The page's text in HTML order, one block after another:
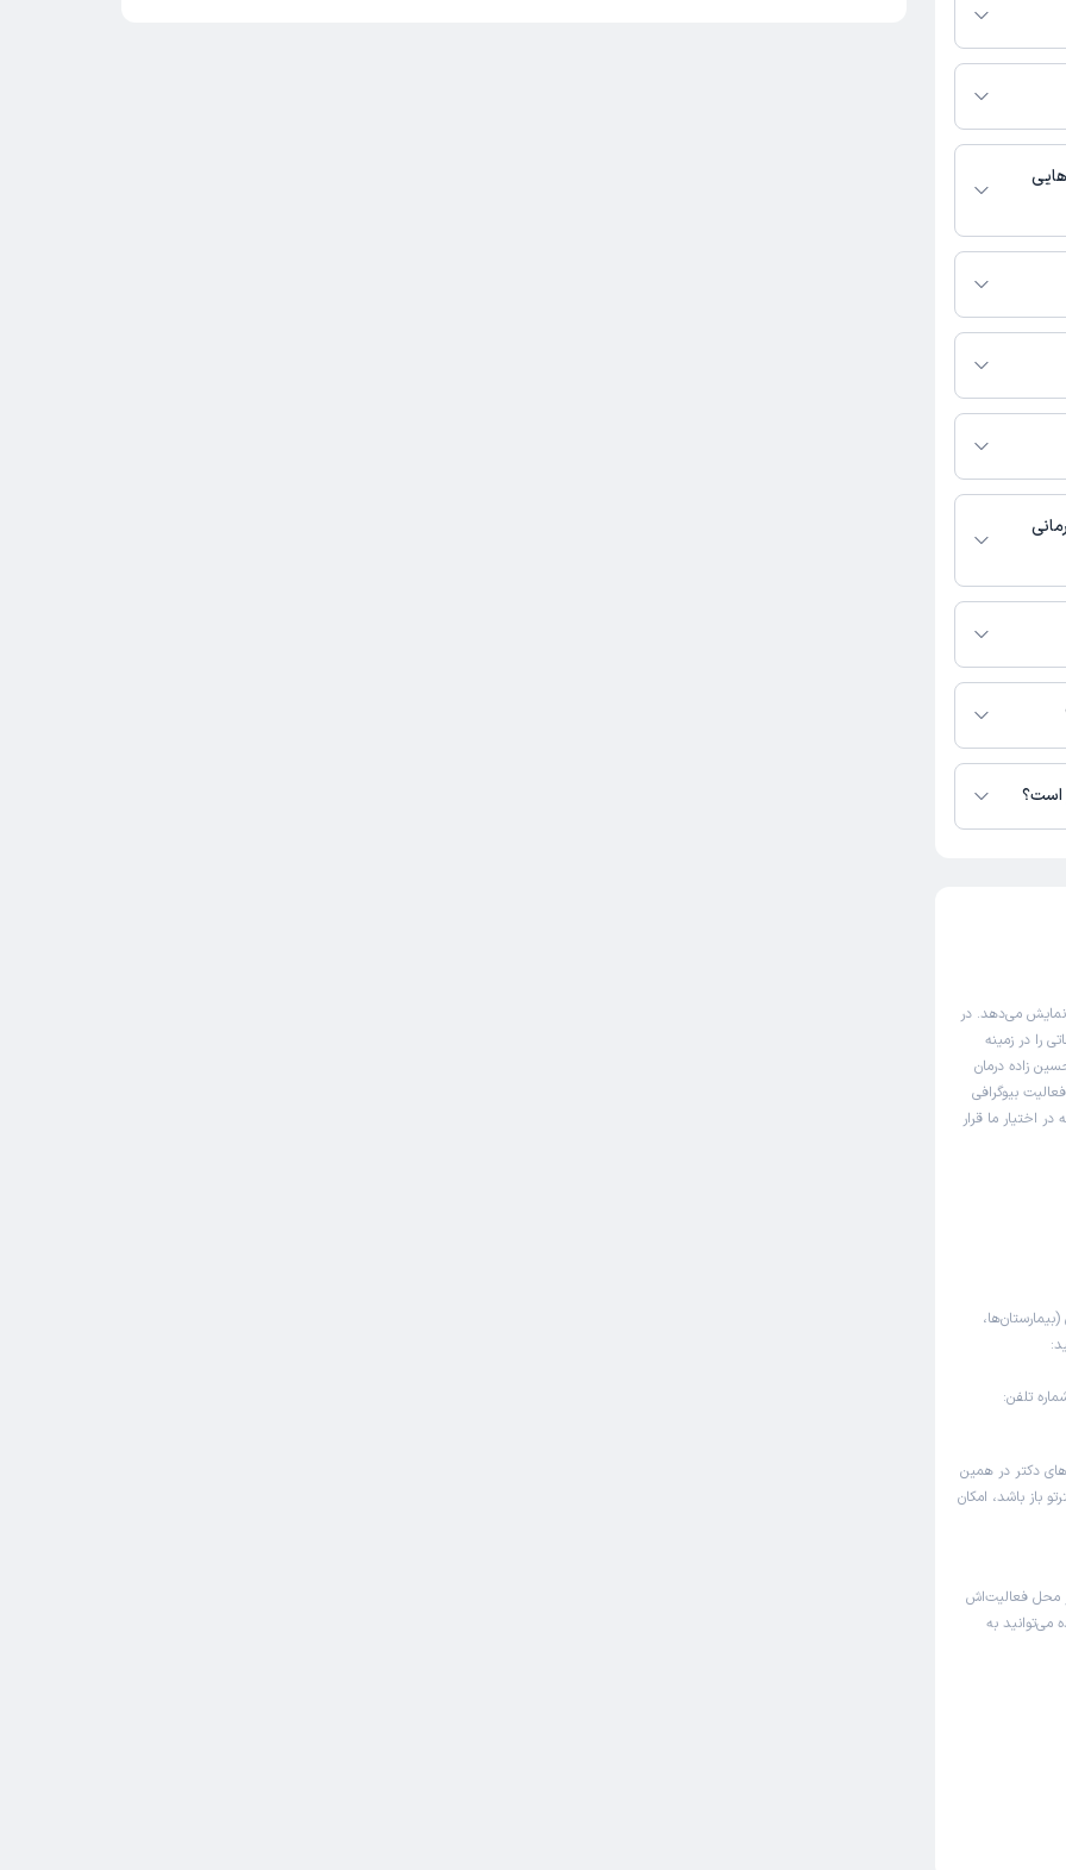
دکترتو
صورت فعال بودن
پزشکی و
فعالیت
بگیرید.
زاده به شرح زیر
در این
دسترس نیست.
در دسترس
است؟
نمایش می‌دهد. در
را در زمینه
زاده درمان
بیوگرافی
اختیار ما قرار
دکتر در همین
باز باشد، امکان
محل فعالیت‌اش
می‌توانید به